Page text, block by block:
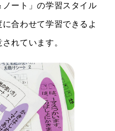
ート」の学習スタイル
合わせて学習できるよ
れています。